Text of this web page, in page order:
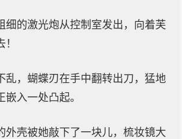
细的激光炮从控制室发出，向着芙
乱，蝴蝶刃在手中翻转出刀，猛地
入一处凸起。
外壳被她敲下了一块儿，梳妆镜大